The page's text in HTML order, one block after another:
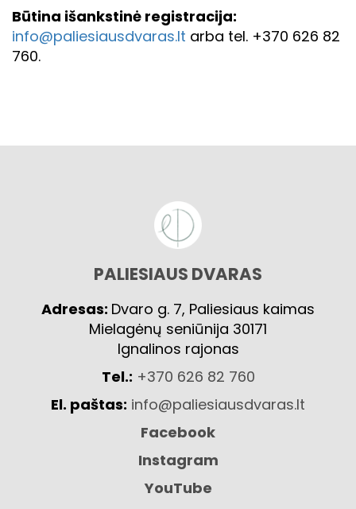
Būtina išankstinė registracija:
info@paliesiausdvaras.lt arba tel. +370 626 82
760.
PALIESIAUS DVARAS
Adresas: Dvaro g. 7, Paliesiaus kaimas
Mielagėnų seniūnija 30171
Ignalinos rajonas
Tel.: +370 626 82 760
El. paštas: info@paliesiausdvaras.lt
Facebook
Instagram
YouTube